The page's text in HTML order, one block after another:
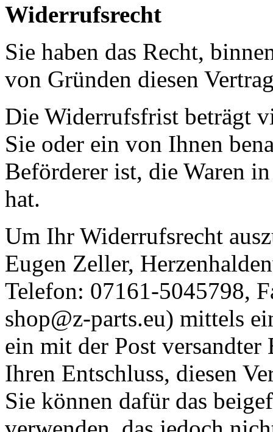
Widerrufsrecht
Sie haben das Recht,
von Gründen diesen
Die Widerrufsfrist beträgt
Sie oder ein von Ihnen
Beförderer ist, die Waren
hat.
Um Ihr Widerrufsrecht
Eugen Zeller,
Telefon: 07161-5045798,
shop@z-parts.eu) mittels
ein mit der Post
Ihren Entschluss, diesen
Sie können dafür das